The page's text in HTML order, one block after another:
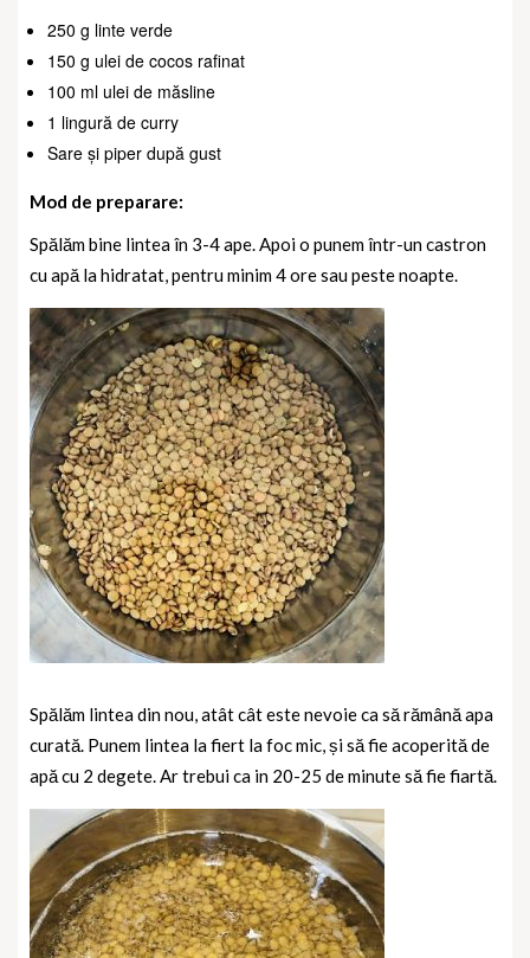
250 g linte verde
150 g ulei de cocos rafinat
100 ml ulei de măsline
1 lingură de curry
Sare și piper după gust
Mod de preparare:
Spălăm bine lintea în 3-4 ape. Apoi o punem într-un castron
cu apă la hidratat, pentru minim 4 ore sau peste noapte.
Spălăm lintea din nou, atât cât este nevoie ca să rămână apa
curată. Punem lintea la fiert la foc mic, și să fie acoperită de
apă cu 2 degete. Ar trebui ca in 20-25 de minute să fie fiartă.